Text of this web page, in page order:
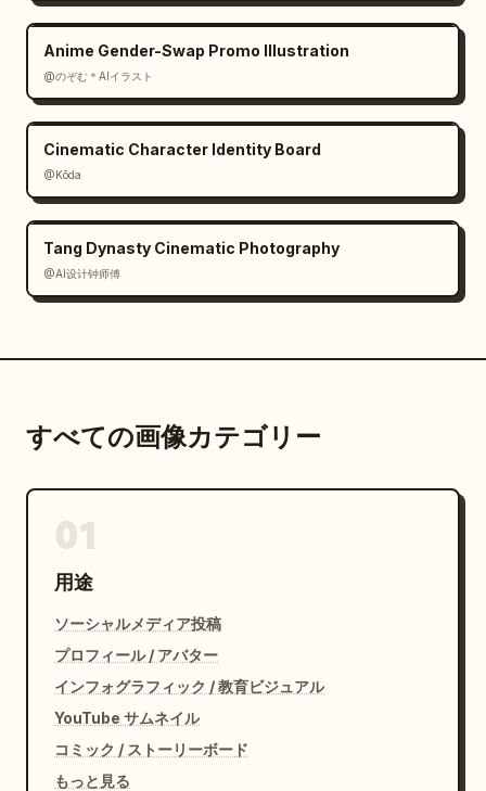
Anime Gender-Swap Promo Illustration
@のぞむ＊AIイラスト
Cinematic Character Identity Board
@Kōda
Tang Dynasty Cinematic Photography
@AI设计钟师傅
すべての画像カテゴリー
用途
ソーシャルメディア投稿
プロフィール / アバター
インフォグラフィック / 教育ビジュアル
YouTube サムネイル
コミック / ストーリーボード
もっと見る